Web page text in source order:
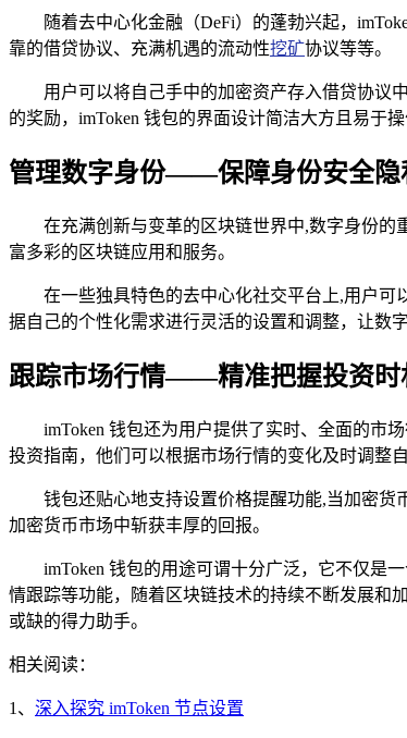
随着去中心化金融（DeFi）的蓬勃兴起，
靠的借贷协议、充满机遇的流动性挖矿协议等等。
用户可以将自己手中的加密资产存入借贷协议
的奖励，imToken 钱包的界面设计简洁大方且易于
管理数字身份——保障身份安全隐
在充满创新与变革的区块链世界中,数字身份的
富多彩的区块链应用和服务。
在一些独具特色的去中心化社交平台上,用户可
据自己的个性化需求进行灵活的设置和调整，让数
跟踪市场行情——精准把握投资时
imToken 钱包还为用户提供了实时、全面的市
投资指南，他们可以根据市场行情的变化及时调整
钱包还贴心地支持设置价格提醒功能,当加密
加密货币市场中斩获丰厚的回报。
imToken 钱包的用途可谓十分广泛，它不仅是
情跟踪等功能，随着区块链技术的持续不断发展和
或缺的得力助手。
相关阅读：
1、 深入探究 imToken 节点设置